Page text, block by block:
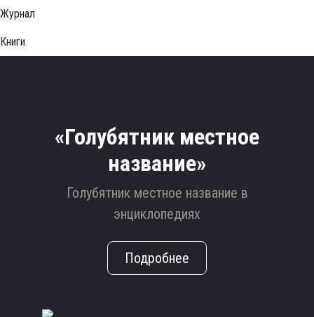
Журнал
Книги
«Голубятник местное
название»
Голубятник местное название в
энциклопедиях
Подробнее